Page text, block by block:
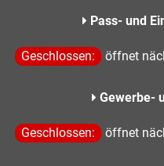
Pass- und
Klicken, um weitere
Geschlossen: öffnet
Gewerbe-
Klicken, um weitere
Geschlossen: öffnet